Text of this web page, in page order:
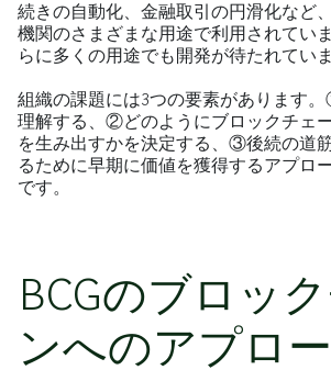
続きの自動化、金融取引の円滑化など
機関のさまざまな用途で利用されてい
らに多くの用途でも開発が待たれていま
組織の課題には3つの要素があります
理解する、②どのようにブロックチェ
を生み出すかを決定する、③後続の道
るために早期に価値を獲得するアプロ
です。
BCGのブロッ
ンへのアプロ